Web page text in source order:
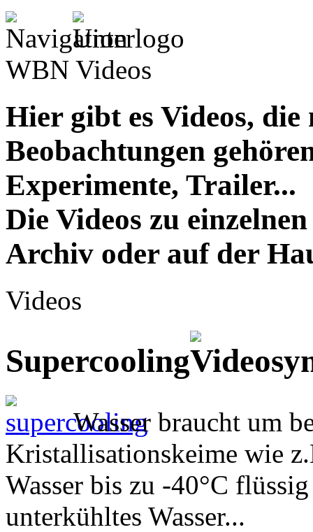
WBN Videos
Hier gibt es Videos, die
Beobachtungen
Experimente, Trailer...
Die Videos zu
Archiv oder auf der
Videos
Supercooling
Wasser braucht um
Kristallisationskeime wie
Wasser bis zu -40°C
unterkühltes Wasser...